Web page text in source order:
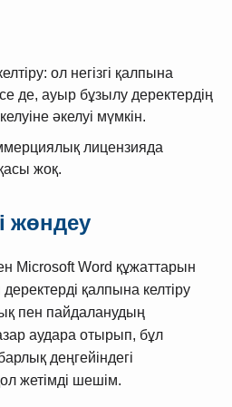
ол негізгі қалпына
де, ауыр бұзылу деректердің
әкелуі мүмкін.
лицензияда
жоқ.
жөндеу
Microsoft Word құжаттарын
қалпына келтіру
пен пайдаланудың
аудара отырып, бұл
деңгейіндегі
жетімді шешім.